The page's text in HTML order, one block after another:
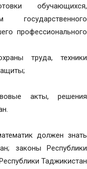
обучающихся,
государственного
профессионального
труда, техники
акты, решения
должен знать
законы Республики
Таджикистан